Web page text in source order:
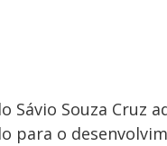
Sávio Souza Cruz
para o